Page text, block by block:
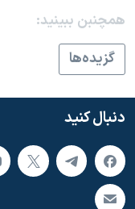
همچنبن ببینید:
گزيده‌ها
دنبال کنید